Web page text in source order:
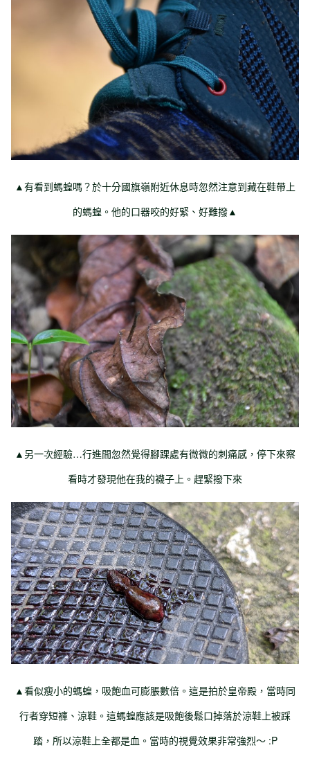
▲有看到螞蝗嗎？於十分國旗嶺附近休息時忽然注意到藏在鞋帶上
的螞蝗。他的口器咬的好緊、好難撥▲
▲另一次經驗…行進間忽然覺得腳踝處有微微的刺痛感，停下來察
看時才發現他在我的襪子上。趕緊撥下來
▲看似瘦小的螞蝗，吸飽血可膨脹數倍。這是拍於皇帝殿，當時同
行者穿短褲、涼鞋。這螞蝗應該是吸飽後鬆口掉落於涼鞋上被踩
踏，所以涼鞋上全都是血。當時的視覺效果非常強烈～ :P